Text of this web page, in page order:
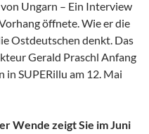
Ungarn – Ein Interview
öffnete. Wie er die
Ostdeutschen denkt. Das
Gerald Praschl Anfang
in SUPERillu am 12. Mai
Wende zeigt Sie im Juni